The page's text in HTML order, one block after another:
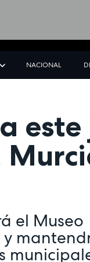
NACIONAL
este
el Museo